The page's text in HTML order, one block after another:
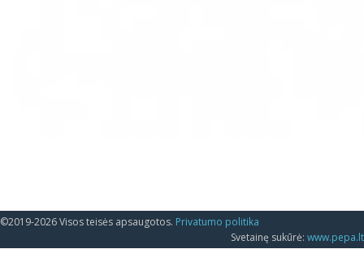
©2019-2026 Visos teisės apsaugotos. Privatumo politika
Svetainę sukūrė: www.pepa.lt